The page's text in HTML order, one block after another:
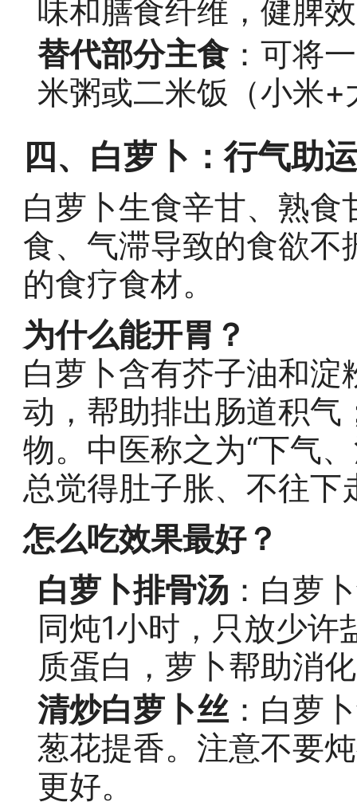
味和膳食纤维，健脾
替代部分主食：可将
米粥或二米饭（小米+
四、白萝卜：行气助
白萝卜生食辛甘、熟
食、气滞导致的食欲
的食疗食材。
为什么能开胃？
白萝卜含有芥子油和
动，帮助排出肠道积
物。中医称之为“下气
总觉得肚子胀、不往
怎么吃效果最好？
白萝卜排骨汤 ：白萝
同炖1小时，只放少
质蛋白，萝卜帮助消
清炒白萝卜丝 ：白萝
葱花提香。注意不要
更好。